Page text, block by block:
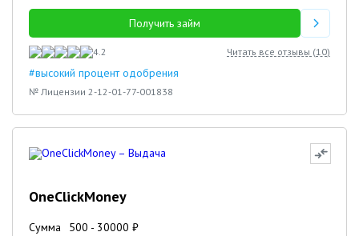
Получить займ
4.2 Читать все отзывы (10)
#высокий процент одобрения
№ Лицензии 2-12-01-77-001838
OneClickMoney
Сумма 500 - 30000 ₽